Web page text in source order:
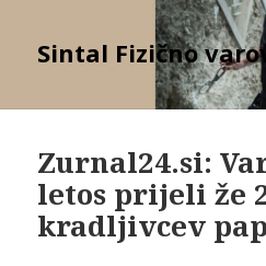
Sintal Fizično
Zurnal24.si:
letos prijeli že
kradljivcev